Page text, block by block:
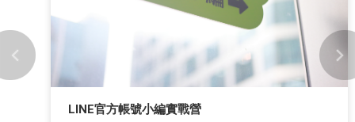
LINE官方帳號小編實戰營